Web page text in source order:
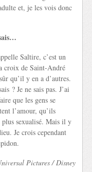
et, je les vois donc
Saltire, c’est un
croix de Saint-André
qu’il y en a d’autres.
? Je ne sais pas. J’ai
que les gens se
l’amour, qu’ils
sexualisé. Mais il y
Je crois cependant
Pictures / Disney